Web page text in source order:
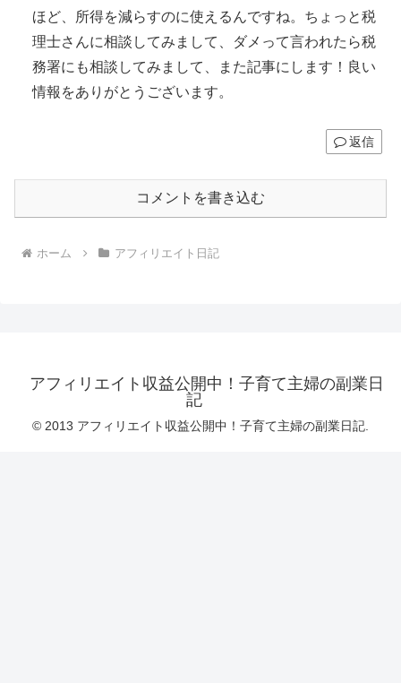
ほど、所得を減らすのに使えるんですね。ちょっと税
理士さんに相談してみまして、ダメって言われたら税
務署にも相談してみまして、また記事にします！良い
情報をありがとうございます。
返信
コメントを書き込む
ホーム アフィリエイト日記
アフィリエイト収益公開中！子育て主婦の副業日
記
© 2013 アフィリエイト収益公開中！子育て主婦の副業日記.